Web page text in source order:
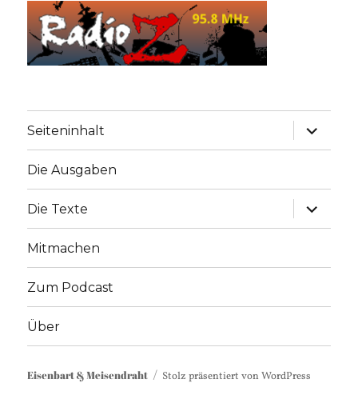
Seiteninhalt
Die Ausgaben
Die Texte
Mitmachen
Zum Podcast
Über
Eisenbart & Meisendraht Stolz präsentiert von WordPress